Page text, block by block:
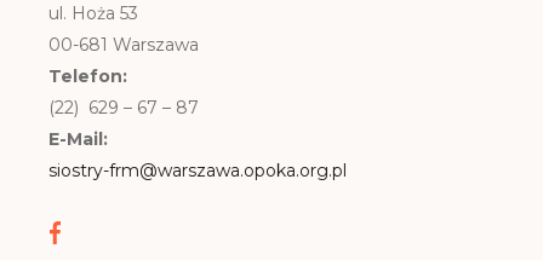
ul. Hoża 53
00-681 Warszawa
Telefon:
(22) 629 – 67 – 87
E-Mail:
siostry-frm@warszawa.opoka.org.pl